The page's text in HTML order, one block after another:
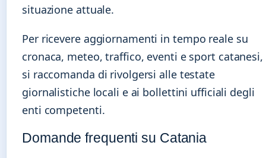
situazione attuale.
Per ricevere aggiornamenti in tempo reale su
cronaca, meteo, traffico, eventi e sport catanesi,
si raccomanda di rivolgersi alle testate
giornalistiche locali e ai bollettini ufficiali degli
enti competenti.
Domande frequenti su Catania